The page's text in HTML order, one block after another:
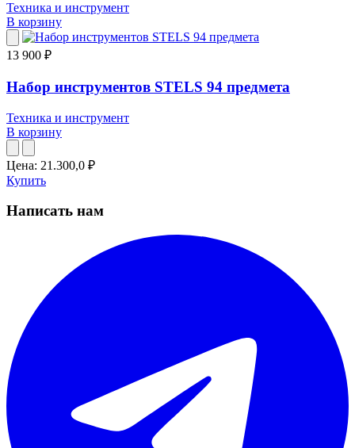
Техника и инструмент
В корзину
13 900 ₽
Набор инструментов STELS 94 предмета
Техника и инструмент
В корзину
Цена: 21.300,0 ₽
Купить
Написать нам